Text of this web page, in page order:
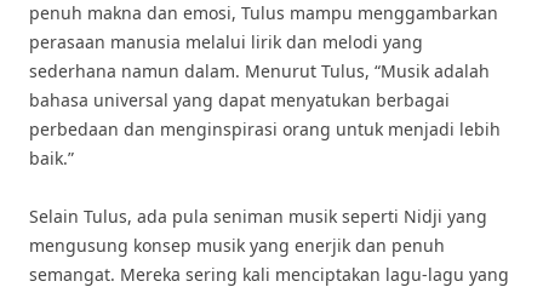
penuh makna dan emosi, Tulus mampu menggambarkan
perasaan manusia melalui lirik dan melodi yang
sederhana namun dalam. Menurut Tulus, “Musik adalah
bahasa universal yang dapat menyatukan berbagai
perbedaan dan menginspirasi orang untuk menjadi lebih
baik.”
Selain Tulus, ada pula seniman musik seperti Nidji yang
mengusung konsep musik yang enerjik dan penuh
semangat. Mereka sering kali menciptakan lagu-lagu yang